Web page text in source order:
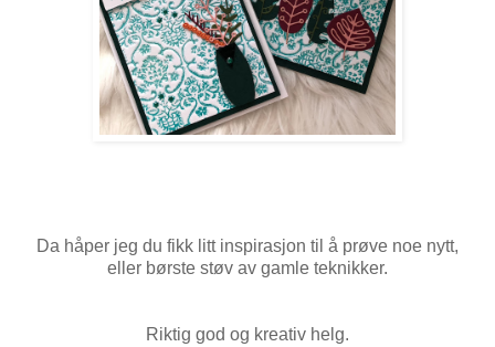
Da håper jeg du fikk litt inspirasjon til å prøve noe nytt,
eller børste støv av gamle teknikker.
Riktig god og kreativ helg.